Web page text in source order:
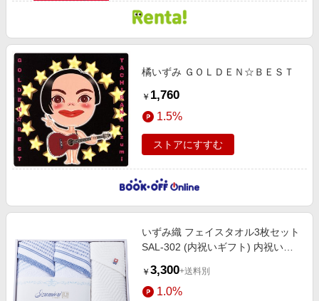
橘いずみ ＧＯＬＤＥＮ☆ＢＥＳＴ
￥ 1,760
1.5%
ストアにすすむ
いずみ織 フェイスタオル3枚セット
SAL-302 (内祝いギフト) 内祝い・
フト 今治タオル
￥ 3,300+送料別
1.0%